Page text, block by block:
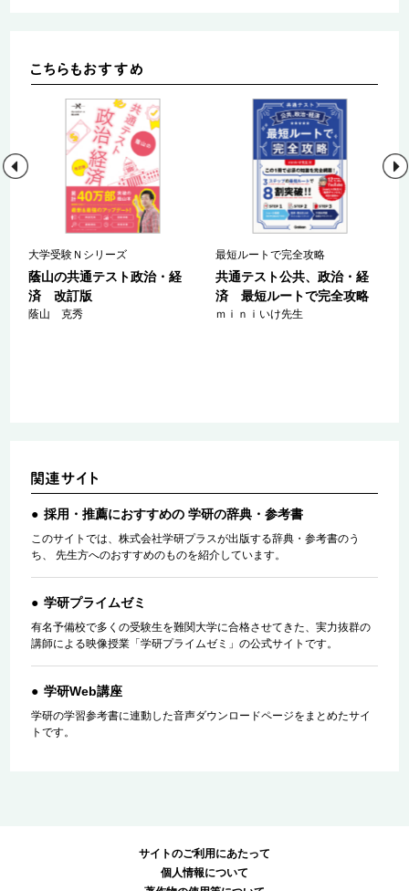
大学受験Ｎシリーズ
蔭山の共通テスト政治・経
済 改訂版
蔭山 克秀
最短ルートで完全攻略
共通テスト公共、政治・経
済 最短ルートで完全攻略
ｍｉｎｉいけ先生
採用・推薦におすすめの 学研の辞典・参考書
このサイトでは、株式会社学研プラスが出版する辞典・参考書のう
ち、 先生方へのおすすめのものを紹介しています。
学研プライムゼミ
有名予備校で多くの受験生を難関大学に合格させてきた、実力抜群の
講師による映像授業「学研プライムゼミ」の公式サイトです。
学研Web講座
学研の学習参考書に連動した音声ダウンロードページをまとめたサイ
トです。
サイトのご利用にあたって
個人情報について